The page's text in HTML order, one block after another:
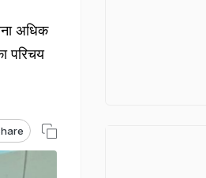
अधिक
परिचय